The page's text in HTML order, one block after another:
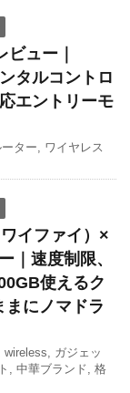
ュー｜
タルコントロ
エントリーモ
ーター ワイヤレス
イファイ）×
｜速度制限、
使えるク
まにノマドラ
wireless
ガジェッ
中華ブランド 格